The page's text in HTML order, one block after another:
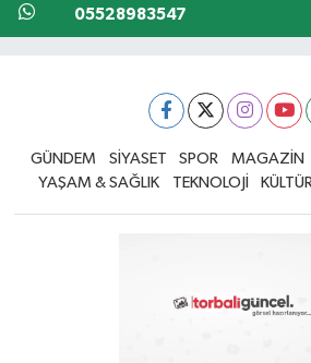
05528983547
GÜNDEM SİYASET SPOR MAGAZİN
YAŞAM & SAĞLIK
TEKNOLOJİ